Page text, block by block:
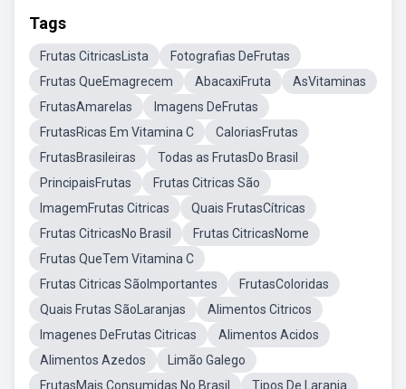
Tags
Frutas CitricasLista
Fotografias DeFrutas
Frutas QueEmagrecem
AbacaxiFruta
AsVitaminas
FrutasAmarelas
Imagens DeFrutas
FrutasRicas Em Vitamina C
CaloriasFrutas
FrutasBrasileiras
Todas as FrutasDo Brasil
PrincipaisFrutas
Frutas Citricas São
ImagemFrutas Citricas
Quais FrutasCítricas
Frutas CitricasNo Brasil
Frutas CitricasNome
Frutas QueTem Vitamina C
Frutas Citricas SãoImportantes
FrutasColoridas
Quais Frutas SãoLaranjas
Alimentos Citricos
Imagenes DeFrutas Citricas
Alimentos Acidos
Alimentos Azedos
Limão Galego
FrutasMais Consumidas No Brasil
Tipos De Laranja